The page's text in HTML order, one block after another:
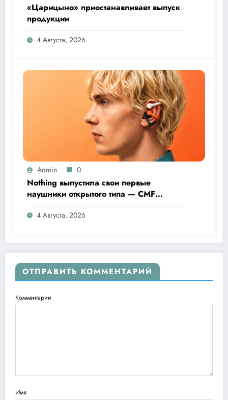
«Царицыно» приостанавливает выпуск
продукции
4 Августа, 2026
Admin 0
Nothing выпустила свои первые
наушники открытого типа — CMF
Clip Pro
4 Августа, 2026
ОТПРАВИТЬ КОММЕНТАРИЙ
Комментарии
Имя